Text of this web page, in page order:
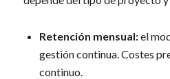
Retención mensual:el
gestión continua. Costes
continuo.